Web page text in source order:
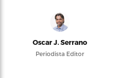
Oscar J. Serrano
Periodista Editor